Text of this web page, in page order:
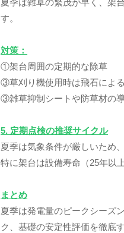
夏季は雑草の繁茂が早く、架
す。
対策：
①架台周囲の定期的な除草
③草刈り機使用時は飛石によ
③雑草抑制シートや防草材の
5. 定期点検の推奨サイクル
夏季は気象条件が厳しいため
特に架台は設備寿命（25年以
まとめ
夏季は発電量のピークシーズ
ク、基礎の安定性評価を徹底